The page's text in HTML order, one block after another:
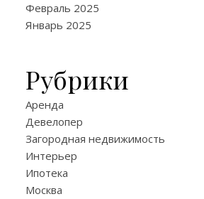
Февраль 2025
Январь 2025
Рубрики
Аренда
Девелопер
Загородная недвижимость
Интерьер
Ипотека
Москва